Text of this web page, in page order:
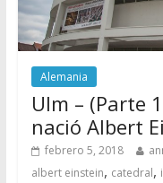
Alemania
Ulm – (Parte
nació Albert
febrero 5, 2018
albert einstein, catedral,